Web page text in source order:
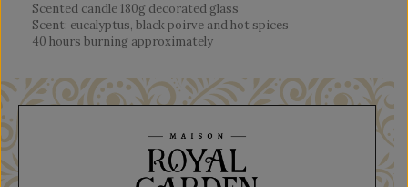
Scented candle 180g decorated glass
Scent: eucalyptus, black poirve and hot spices
40 hours burning approximately